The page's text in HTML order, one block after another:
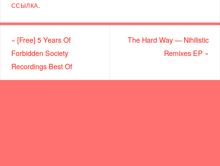
ССЫЛКА.
« [Free] 5 Years Of
Forbidden Society
Recordings Best Of
The Hard Way — Nihilistic
Remixes EP »